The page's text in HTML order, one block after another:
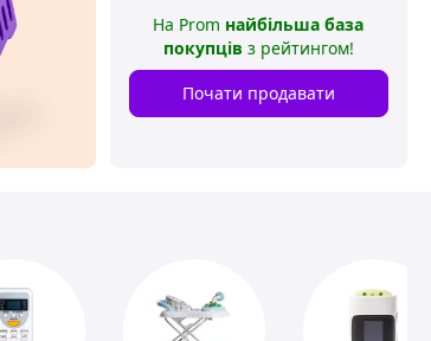
На Prom найбільша база
покупців з рейтингом!
Почати продавати